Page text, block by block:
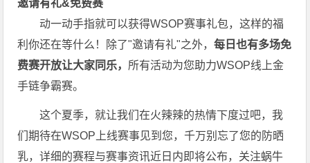
邀请有礼&免费赛
动一动手指就可以获得WSOP赛事礼包，这样的福
利你还在等什么！除了"邀请有礼"之外，每 日也有多场免
费赛开放让大家同乐， 所有活动为您助力WSOP线上金
手链争霸赛。
这个夏季，就让我们在火辣辣的热情下度过吧，我
们期待在WSOP上线赛事见到您，千万别忘了您的防晒
乳，详细的赛程与赛事资讯近日内即将公布，关注蜗牛